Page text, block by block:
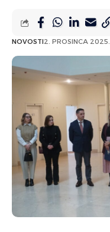
NOVOSTI2. PROSINCA 2025.